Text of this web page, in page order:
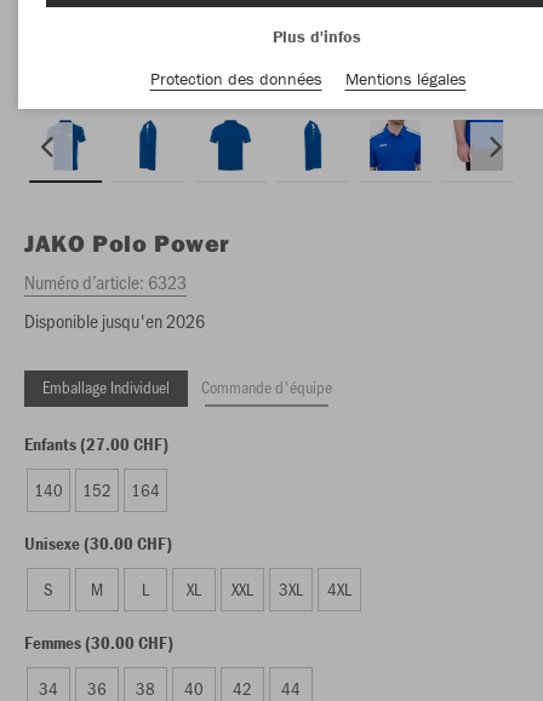
JAKO Polo Power
Numéro d’article: 6323
Disponible jusqu'en 2026
Emballage Individuel Commande d'équipe
Enfants (27.00 CHF)
140 152 164
Unisexe (30.00 CHF)
S M L XL XXL 3XL 4XL
Femmes (30.00 CHF)
34 36 38 40 42 44
Plus d'infos
Protection des données
Mentions légales